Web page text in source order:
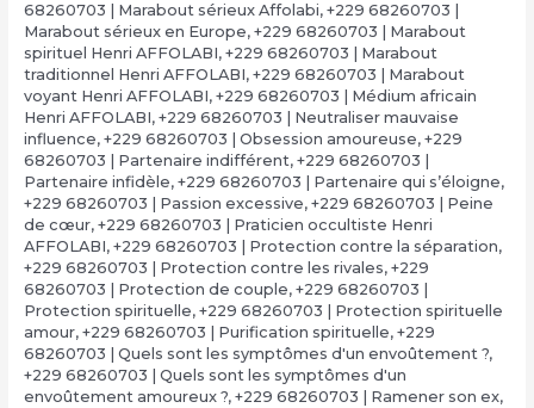
68260703 | Marabout sérieux Affolabi, +229 68260703 |
Marabout sérieux en Europe, +229 68260703 | Marabout
spirituel Henri AFFOLABI, +229 68260703 | Marabout
traditionnel Henri AFFOLABI, +229 68260703 | Marabout
voyant Henri AFFOLABI, +229 68260703 | Médium africain
Henri AFFOLABI, +229 68260703 | Neutraliser mauvaise
influence, +229 68260703 | Obsession amoureuse, +229
68260703 | Partenaire indifférent, +229 68260703 |
Partenaire infidèle, +229 68260703 | Partenaire qui s’éloigne,
+229 68260703 | Passion excessive, +229 68260703 | Peine
de cœur, +229 68260703 | Praticien occultiste Henri
AFFOLABI, +229 68260703 | Protection contre la séparation,
+229 68260703 | Protection contre les rivales, +229
68260703 | Protection de couple, +229 68260703 |
Protection spirituelle, +229 68260703 | Protection spirituelle
amour, +229 68260703 | Purification spirituelle, +229
68260703 | Quels sont les symptômes d'un envoûtement ?,
+229 68260703 | Quels sont les symptômes d'un
envoûtement amoureux ?, +229 68260703 | Ramener son ex,